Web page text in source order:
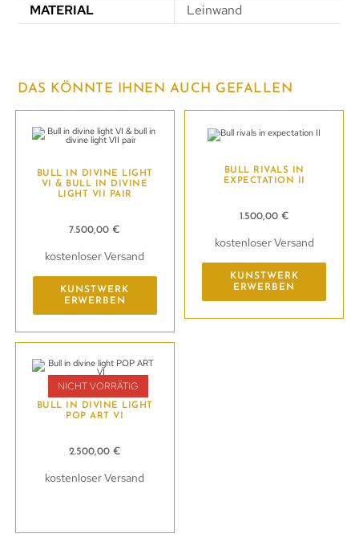
MATERIAL
Leinwand
DAS KÖNNTE IHNEN AUCH GEFALLEN
BULL IN DIVINE LIGHT
VI & BULL IN DIVINE
LIGHT VII PAIR
7.500,00€
kostenloser Versand
KUNSTWERK
ERWERBEN
BULL RIVALS IN
EXPECTATION II
1.500,00 €
kostenloser Versand
KUNSTWERK
ERWERBEN
NICHT VORRÄTIG
BULL IN DIVINE LIGHT
POP ART VI
2.500,00 €
kostenloser Versand